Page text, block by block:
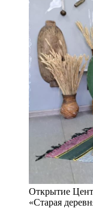
Открытие
«Старая